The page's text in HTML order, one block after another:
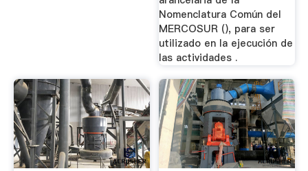
Nomenclatura Común del
MERCOSUR (), para ser
utilizado en la ejecución de
las actividades .